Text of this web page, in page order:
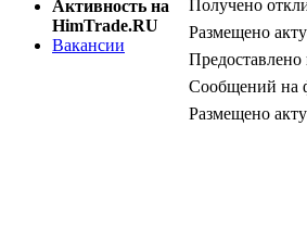
Активность на
HimTrade.RU
Вакансии
Получено
Размещено
Предоставлено
Сообщений на
Размещено